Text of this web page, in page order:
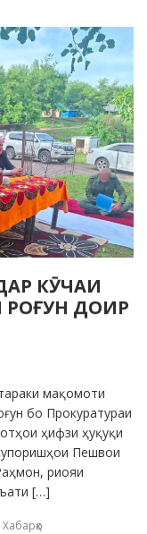
КӮЧАИ
ДОИР
мақомоти
бо Прокуратураи
ҳифзи ҳуқуқи
Пешвои
риояи
[…]
Хабарҳо